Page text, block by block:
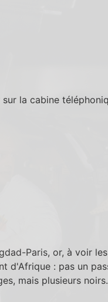
la cabine
Paris, or, à voir les
d'Afrique : pas un
mais plusieurs noirs.